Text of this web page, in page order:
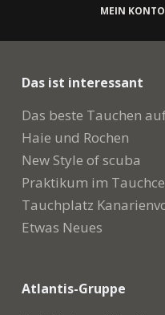
MEIN KONTO
Das ist interessant
Das beste Tauchen
Haie und Rochen
New Style of scuba
Praktikum im
Tauchplatz
Etwas Neues
Atlantis-Gruppe